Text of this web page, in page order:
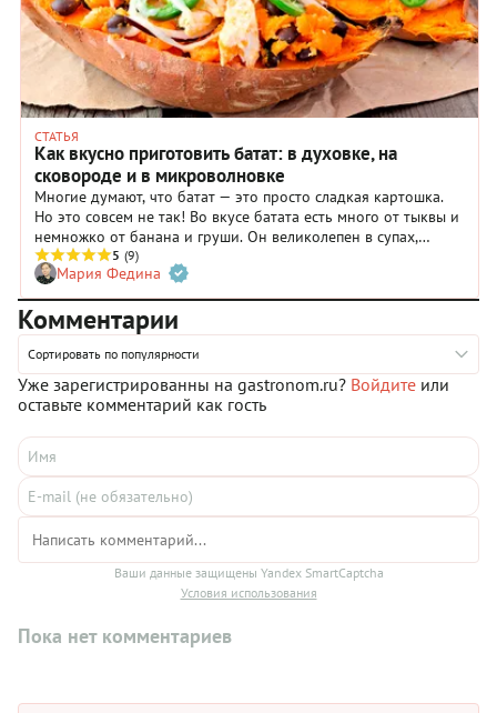
СТАТЬЯ
Как вкусно приготовить батат: в духовке, на
сковороде и в микроволновке
Многие думают, что батат — это просто сладкая картошка.
Но это совсем не так! Во вкусе батата есть много от тыквы и
немножко от банана и груши. Он великолепен в супах,
вторых блюдах и даже в десертах. Рассказываем, как
приготовить батат быстро и вкусно, и, конечно, делимся
проверенными рецептами.
5 (9)
Мария Федина
Комментарии
Сортировать по популярности
Уже зарегистрированны на gastronom.ru? Войдите или
оставьте комментарий как гость
Ваши данные защищены Yandex SmartCaptcha
Условия использования
Пока нет комментариев